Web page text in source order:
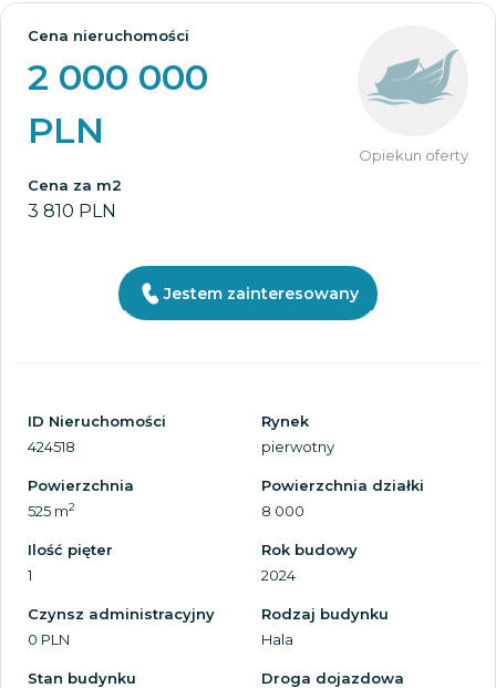
Cena nieruchomości
2 000 000
PLN
Cena za m2
3 810 PLN
Opiekun oferty
Jestem zainteresowany
ID Nieruchomości
424518
Rynek
pierwotny
Powierzchnia
525 m2
Powierzchnia działki
8 000
Ilość pięter
1
Rok budowy
2024
Czynsz administracyjny
0 PLN
Rodzaj budynku
Hala
Stan budynku Droga dojazdowa